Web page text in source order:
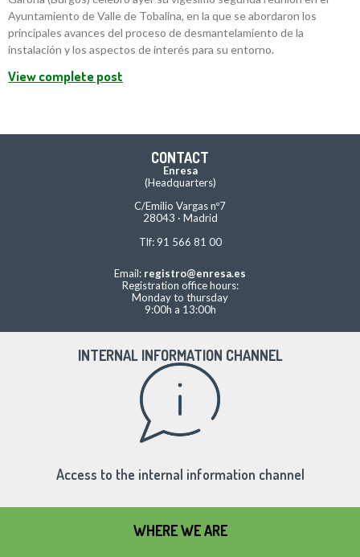
Ayuntamiento de Valle de Tobalina, en la que se abordaron los
principales avances del proceso de desmantelamiento de la
instalación y los aspectos de interés para su entorno.
View complete post
CONTACT
Enresa
(Headquarters)
C/Emilio Vargas nº7
28043 · Madrid
Tlf: 91 566 81 00
Email: registro@enresa.es
Registration office hours:
Monday to thursday
9:00h a 13:00h
INTERNAL INFORMATION CHANNEL
Access to the internal information channel
WHERE WE ARE